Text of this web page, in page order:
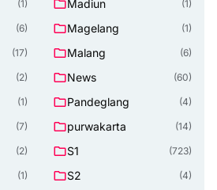
(1) Madiun (1)
(6) Magelang (1)
(17) Malang (6)
(2) News (60)
(1) Pandeglang (4)
(7) purwakarta (14)
(2) S1 (723)
(1) S2 (4)